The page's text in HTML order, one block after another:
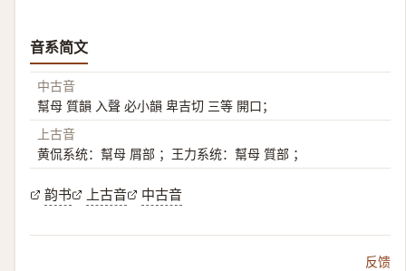
音系简文
中古音
幫母 質韻 入聲 必小韻 卑吉切 三等 開口；
上古音
黄侃系统：幫母 屑部 ；王力系统：幫母 質部 ；
韵书 上古音 中古音
反馈